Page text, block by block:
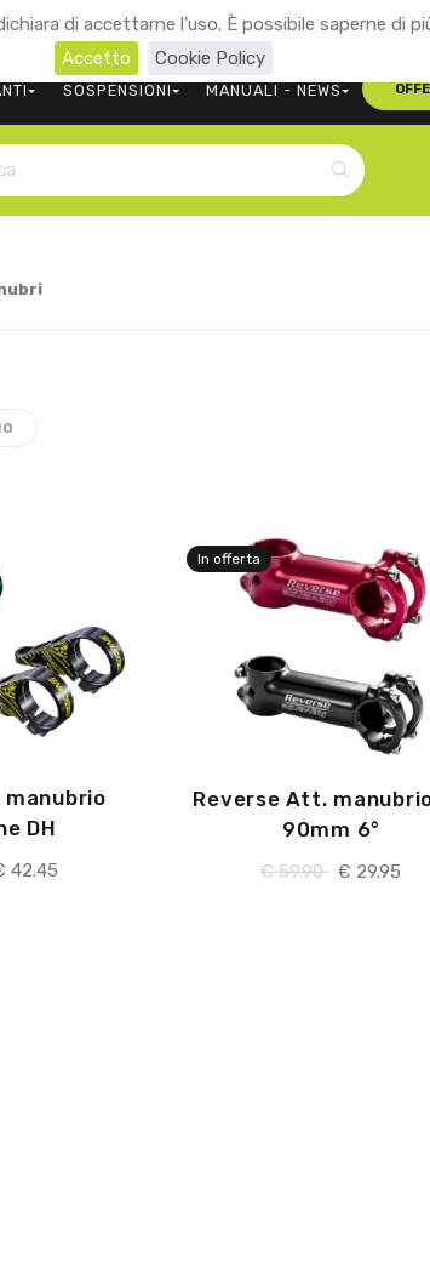
di accettarne l'uso. È possibile saperne di
Accetto
Cookie Policy
0473 563107 CONTATTACI
SOSPENSIONI MANUALI - NEWS
DH
42.45
In offerta
Reverse Att.
90mm 6°
€ 59.90 € 29.95